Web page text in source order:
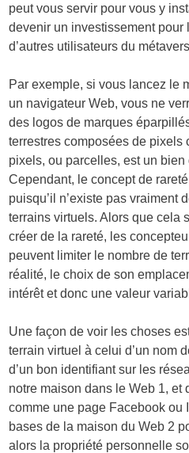
peut vous servir pour vous y
devenir un investissement pour
d’autres utilisateurs du
Par exemple, si vous lancez le
un navigateur Web, vous ne
des logos de marques
terrestres composées de pixels
pixels, ou parcelles, est un bien
Cependant, le concept de
puisqu’il n’existe pas vraiment
terrains virtuels. Alors que cela
créer de la rareté, les
peuvent limiter le nombre de
réalité, le choix de son
intérêt et donc une valeur
Une façon de voir les choses
terrain virtuel à celui d’un nom
d’un bon identifiant sur les
notre maison dans le Web 1, et
comme une page Facebook ou
bases de la maison du Web 2
alors la propriété personnelle